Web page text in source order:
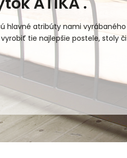
hlavné atribúty nami vyrábaného
tie najlepšie postele, stoly či